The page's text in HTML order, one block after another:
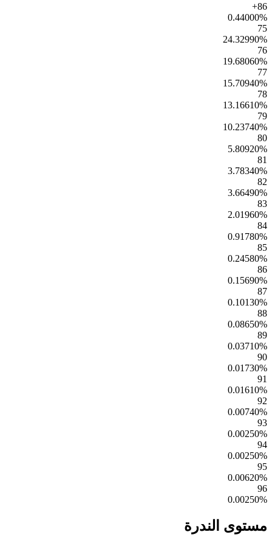
86+
0.44000%
75
24.32990%
76
19.68060%
77
15.70940%
78
13.16610%
79
10.23740%
80
5.80920%
81
3.78340%
82
3.66490%
83
2.01960%
84
0.91780%
85
0.24580%
86
0.15690%
87
0.10130%
88
0.08650%
89
0.03710%
90
0.01730%
91
0.01610%
92
0.00740%
93
0.00250%
94
0.00250%
95
0.00620%
96
0.00250%
مستوى الندرة